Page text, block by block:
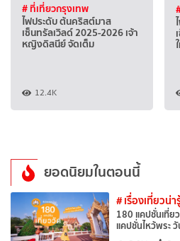
# ที่เที่ยวกรุงเทพ
ไฟประดับ ต้นคริสต์มาส
เซ็นทรัลเวิลด์ 2025-2026 เจ้า
หญิงดิสนีย์ จัดเต็ม
12.4K
ยอดนิยมในตอนนี้
# เรื่องเที่ยวน่า
180 แคปชั่นเที่ย
แคปชั่นไหว้พระ